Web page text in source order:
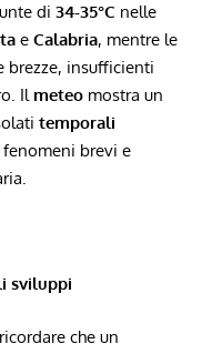
di 34-35°C nelle
e Calabria, mentre le
brezze, insufficienti
Il meteo mostra un
temporali
brevi e
sviluppi
che un